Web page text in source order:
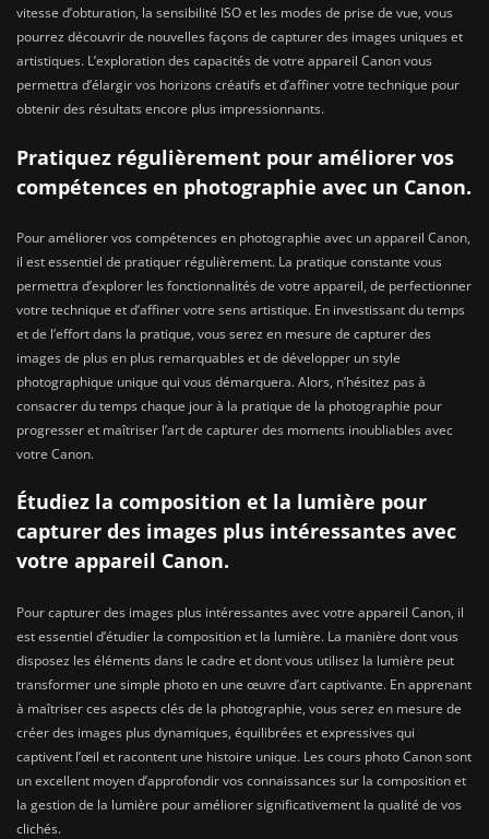
vitesse d’obturation, la sensibilité ISO et les modes de prise de vue, vous
pourrez découvrir de nouvelles façons de capturer des images uniques et
artistiques. L’exploration des capacités de votre appareil Canon vous
permettra d’élargir vos horizons créatifs et d’affiner votre technique pour
obtenir des résultats encore plus impressionnants.
Pratiquez régulièrement pour améliorer vos
compétences en photographie avec un Canon.
Pour améliorer vos compétences en photographie avec un appareil Canon,
il est essentiel de pratiquer régulièrement. La pratique constante vous
permettra d’explorer les fonctionnalités de votre appareil, de perfectionner
votre technique et d’affiner votre sens artistique. En investissant du temps
et de l’effort dans la pratique, vous serez en mesure de capturer des
images de plus en plus remarquables et de développer un style
photographique unique qui vous démarquera. Alors, n’hésitez pas à
consacrer du temps chaque jour à la pratique de la photographie pour
progresser et maîtriser l’art de capturer des moments inoubliables avec
votre Canon.
Étudiez la composition et la lumière pour
capturer des images plus intéressantes avec
votre appareil Canon.
Pour capturer des images plus intéressantes avec votre appareil Canon, il
est essentiel d’étudier la composition et la lumière. La manière dont vous
disposez les éléments dans le cadre et dont vous utilisez la lumière peut
transformer une simple photo en une œuvre d’art captivante. En apprenant
à maîtriser ces aspects clés de la photographie, vous serez en mesure de
créer des images plus dynamiques, équilibrées et expressives qui
captivent l’œil et racontent une histoire unique. Les cours photo Canon sont
un excellent moyen d’approfondir vos connaissances sur la composition et
la gestion de la lumière pour améliorer significativement la qualité de vos
clichés.